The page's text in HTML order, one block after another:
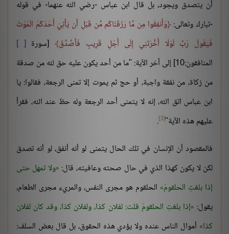
أن يتصدق ويجود، بل قال ابن عباس -رضي الله عنهما- في قوله
-تبارك وتعالى: وَأَنفِقُوا مِن مَّا رَزَقْنَاكُم مِّن قَبْلِ أَن يَأْتِيَ أَحَدَكُمُ الْمَوْتُ
فَيَقُولَ رَبِّ لَوْلَا أَخَّرْتَنِي إِلَى أَجَلٍ قَرِيبٍ فَأَصَّدَّقَ [سورة
المنافقون:10] إلى آخر الآية: "ما من أحد يكون عليه حق لله من صدقة
من زكاة، من نفقة واجبة، أو حج ثم يموت إلا تمنى الرجعة، فقالوا: يا
ابن عباس اتق الله، إنه لا يتمنى أحد الرجعة وله حظ عند الله، فقرأ
عليهم هذه الآية"[3]
.
فالمقصود أن الإنسان في تلك الحال يتمنى لو أنه أنفق، لو أنه تصدق
لكن لا يكون كهذا الذي في حال صحته وعافيته، قال: ولا تمهل حتى
إذا بلغتِ الحلقومَ الحلقوم هو مجرى النفس، والمريء مجرى الطعام،
يقول: إذا بلغتِ الحلقومَ قلت: لفلان كذا، ولفلان كذا، وقد كان لفلان
كذا أموال الناس عنده ولا يؤدي هذه الحقوق، بل قال بعض السلف: